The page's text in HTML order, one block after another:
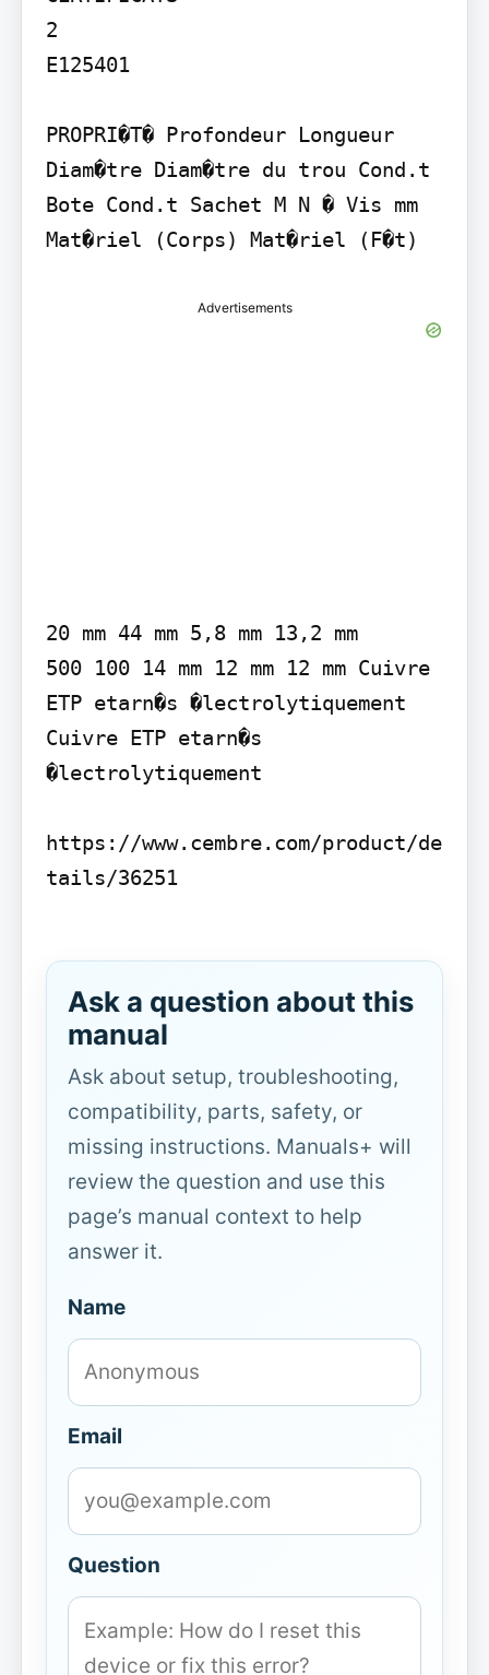
2
E125401
PROPRI�T� Profondeur Longueur
Diam�tre Diam�tre du trou Cond.t
Bote Cond.t Sachet M N � Vis mm
Advertisements
20 mm 44 mm 5,8 mm 13,2 mm
500 100 14 mm 12 mm 12 mm Cuivre
ETP etarn�s �lectrolytiquement
Cuivre ETP etarn�s
�lectrolytiquement
https://www.cembre.com/product/de
tails/36251
Ask a question about this
manual
Ask about setup, troubleshooting,
compatibility, parts, safety, or
missing instructions. Manuals+ will
review the question and use this
page’s manual context to help
answer it.
Name
Email
Question